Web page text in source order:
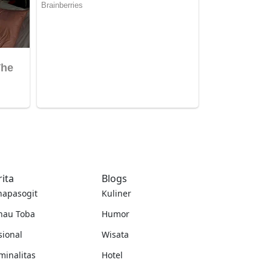
Toba
Blogs
Kuliner
Humor
Wisata
Hotel